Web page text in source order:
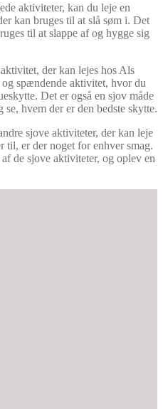
aktiviteter, kan du leje en
kan bruges til at slå søm i. Det
til at slappe af og hygge sig
der kan lejes hos Als
spændende aktivitet, hvor du
Det er også en sjov måde
hvem der er den bedste skytte.
sjove aktiviteter, der kan leje
er der noget for enhver smag.
de sjove aktiviteter, og oplev en